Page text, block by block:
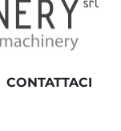
CONTATTACI